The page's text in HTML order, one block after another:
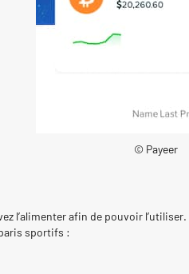
© Payeer
l’alimenter afin de pouvoir
sportifs :